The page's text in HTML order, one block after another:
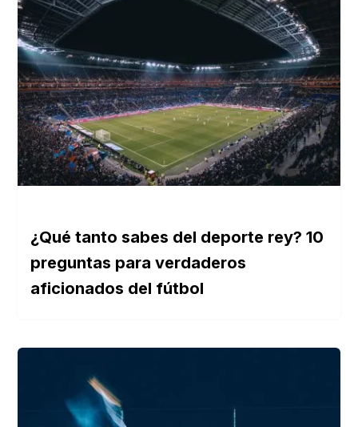
¿Qué tanto sabes del deporte rey? 10
preguntas para verdaderos
aficionados del fútbol